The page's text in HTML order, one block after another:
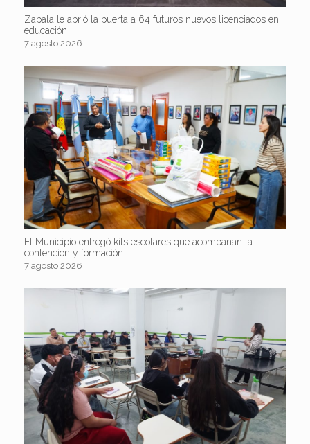
Zapala le abrió la puerta a 64 futuros nuevos licenciados en
educación
7 agosto 2026
El Municipio entregó kits escolares que acompañan la
contención y formación
7 agosto 2026